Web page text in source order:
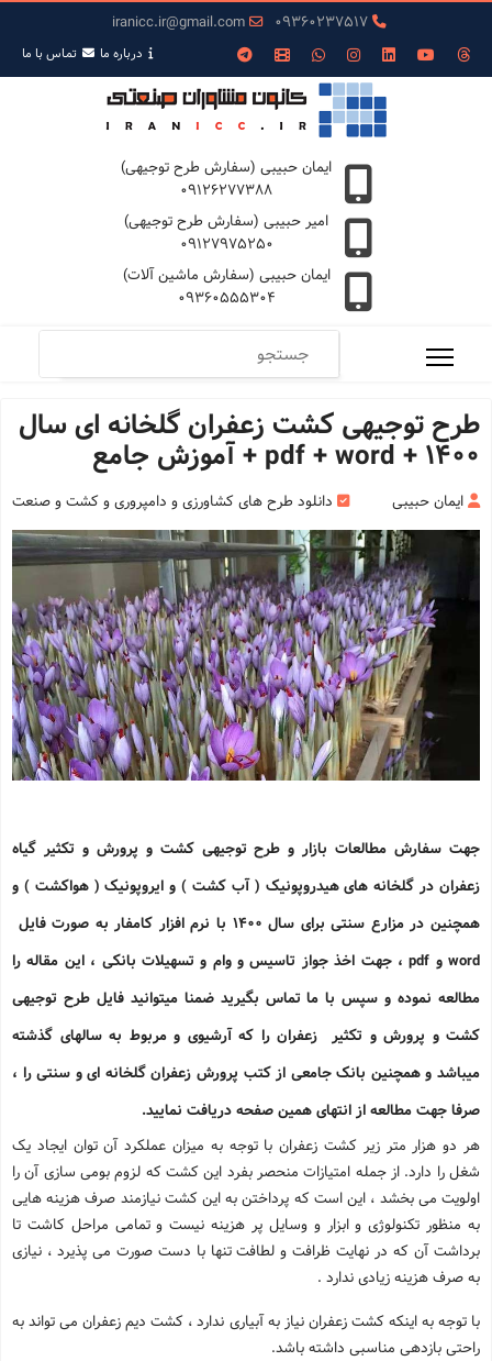
09360237517
iranicc.ir@gmail.com
درباره ما تمـاس با ما
ایمان حبیبی (سفارش طرح توجیهی)
09126277388
امیر حبیبی (سفارش طرح توجیهی)
09127975250
ایمان حبیبی (سفارش ماشین آلات)
09360555304
طرح توجیهی کشت زعفران گلخانه ای سال
1400 + pdf + word + آموزش جامع
ایمان حبیبی دانلود طرح های کشاورزی و دامپروری و کشت و صنعت
جهت سفارش مطالعات بازار و طرح توجیهی کشت و پرورش و تکثیر گیاه
زعفران در گلخانه های هیدروپونیک ( آب کشت ) و ایروپونیک ( هواکشت ) و
همچنین در مزارع سنتی برای سال 1400 با نرم افزار کامفار به صورت فایل
word و pdf ، جهت اخذ جواز تاسیس و وام و تسهیلات بانکی ، این مقاله را
مطالعه نموده و سپس با ما تماس بگیرید ضمنا میتوانید فایل طرح توجیهی
کشت و پرورش و تکثیر زعفرانرا که آرشیوی و مربوط به سالهای گذشته
میباشد و همچنین بانک جامعی از کتب پرورش زعفران گلخانه ای و سنتی را ،
صرفا جهت مطالعه از انتهای همین صفحه دریافت نمایید.
هر دو هزار متر زیر کشت زعفران با توجه به میزان عملکرد آن توان ایجاد یک
شغل را دارد. از جمله امتیازات منحصر بفرد این کشت که لزوم بومی سازی آن را
اولویت می بخشد ، این است که پرداختن به این کشت نیازمند صرف هزینه هایی
به منظور تکنولوژی و ابزار و وسایل پر هزینه نیست و تمامی مراحل کاشت تا
برداشت آن که در نهایت ظرافت و لطافت تنها با دست صورت می پذیرد ، نیازی
به صرف هزینه زیادی ندارد .
با توجه به اینکه کشت زعفران نیاز به آبیاری ندارد ، کشت دیم زعفران می تواند به
راحتی بازدهی مناسبی داشته باشد.